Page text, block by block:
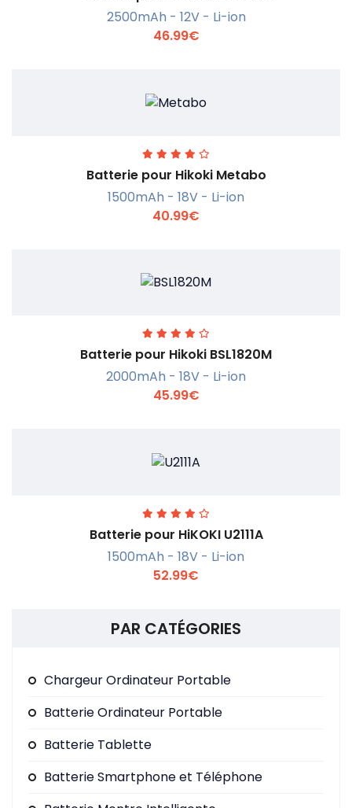
En savoir +
2500mAh - 12V - Li-ion
46.99€
En savoir +
Batterie pour Hikoki Metabo
1500mAh - 18V - Li-ion
40.99€
En savoir +
Batterie pour Hikoki BSL1820M
2000mAh - 18V - Li-ion
45.99€
En savoir +
Batterie pour HiKOKI U2111A
1500mAh - 18V - Li-ion
52.99€
PAR CATÉGORIES
Chargeur Ordinateur Portable
Batterie Ordinateur Portable
Batterie Tablette
Batterie Smartphone et Téléphone